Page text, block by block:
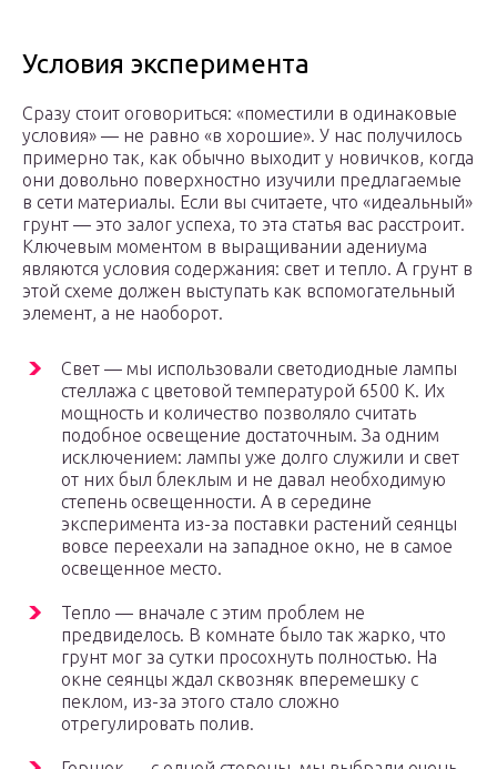
Условия эксперимента
Сразу стоит оговориться: «поместили в одинаковые
условия» — не равно «в хорошие». У нас получилось
примерно так, как обычно выходит у новичков, когда
они довольно поверхностно изучили предлагаемые
в сети материалы. Если вы считаете, что «идеальный»
грунт — это залог успеха, то эта статья вас расстроит.
Ключевым моментом в выращивании адениума
являются условия содержания: свет и тепло. А грунт в
этой схеме должен выступать как вспомогательный
элемент, а не наоборот.
Свет — мы использовали светодиодные лампы
стеллажа с цветовой температурой 6500 К. Их
мощность и количество позволяло считать
подобное освещение достаточным. За одним
исключением: лампы уже долго служили и свет
от них был блеклым и не давал необходимую
степень освещенности. А в середине
эксперимента из-за поставки растений сеянцы
вовсе переехали на западное окно, не в самое
освещенное место.
Тепло — вначале с этим проблем не
предвиделось. В комнате было так жарко, что
грунт мог за сутки просохнуть полностью. На
окне сеянцы ждал сквозняк вперемешку с
пеклом, из-за этого стало сложно
отрегулировать полив.